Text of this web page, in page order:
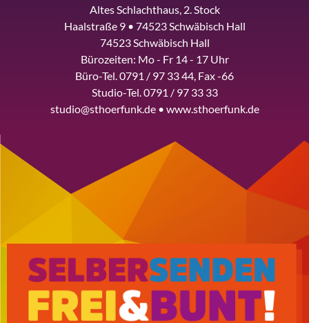
Altes Schlachthaus, 2. Stock
Haalstraße 9 • 74523 Schwäbisch Hall
74523 Schwäbisch Hall
Bürozeiten: Mo - Fr 14 - 17 Uhr
Büro-Tel. 0791 / 97 33 44, Fax -66
Studio-Tel. 0791 / 97 33 33
studio@sthoerfunk.de • www.sthoerfunk.de